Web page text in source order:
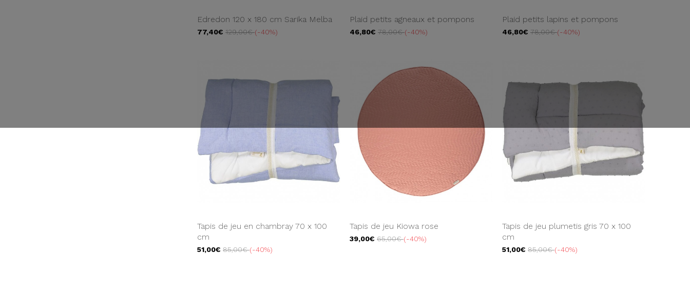
Edredon 120 x 180 cm Sarika Melba
77,40€ 129,00€ -40%
Plaid petits agneaux et pompons
46,80€ 78,00€ -40%
Plaid petits lapins et pompons
46,80€ 78,00€ -40%
Tapis de jeu en chambray 70 x 100
cm
51,00€ 85,00€ -40%
Tapis de jeu Kiowa rose
39,00€ 65,00€ -40%
Tapis de jeu plumetis gris 70 x 100
cm
51,00€ 85,00€ -40%